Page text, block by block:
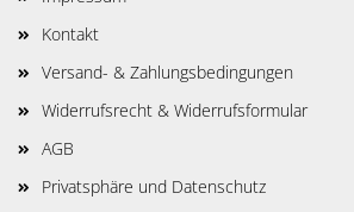
Kontakt
Versand- & Zahlungsbedingungen
Widerrufsrecht & Widerrufsformular
AGB
Privatsphäre und Datenschutz